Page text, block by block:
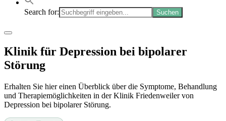
Search for:
Klinik für Depression bei bipolarer
Störung
Erhalten Sie hier einen Überblick über die Symptome, Behandlung
und Therapiemöglichkeiten in der Klinik Friedenweiler von
Depression bei bipolarer Störung.